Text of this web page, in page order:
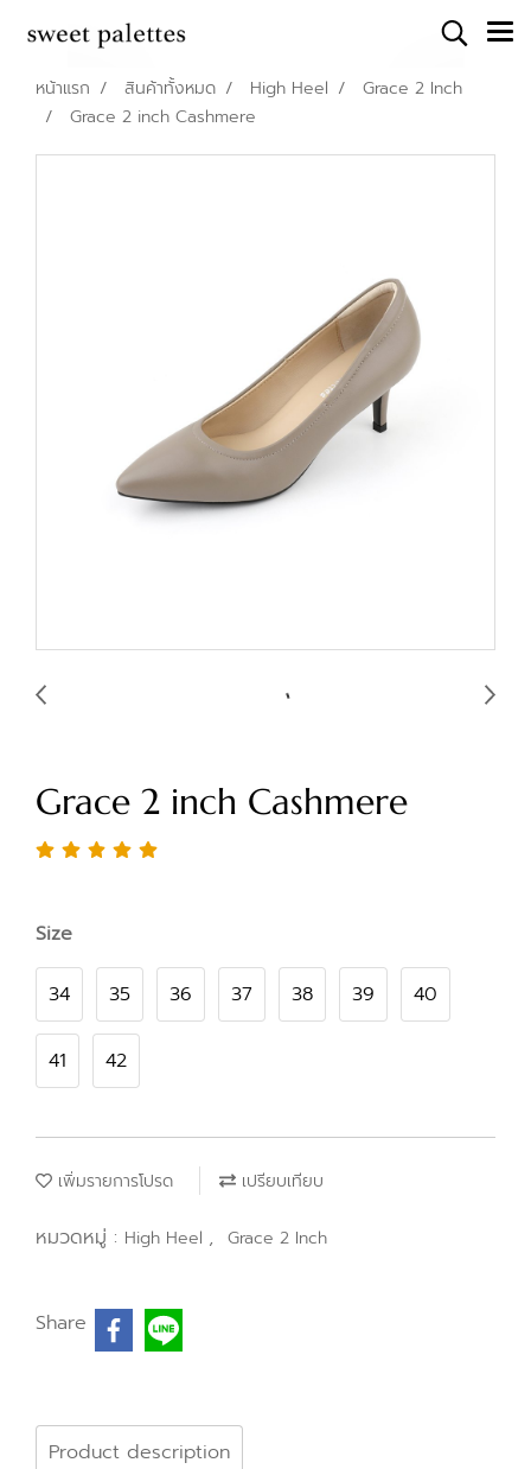
หน้าแรก สินค้าทั้งหมด High Heel
Grace 2 Inch
Grace 2 inch Cashmere
Grace 2 inch Cashmere
Size
34 35 36 37 38 39 40
41 42
เพิ่มรายการโปรด เปรียบเทียบ
หมวดหมู่ : High Heel , Grace 2 Inch
Share
Product description